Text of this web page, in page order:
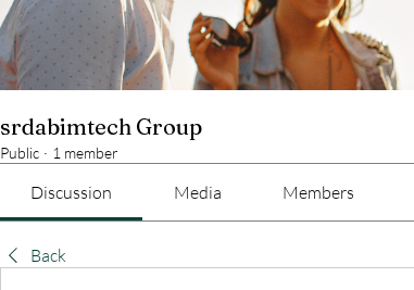
srdabimtech Group
Public · 1 member
Discussion Media Members
Back